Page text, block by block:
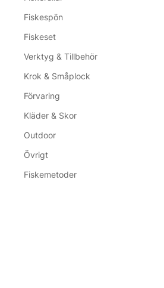
Fiskespön
Fiskeset
Verktyg & Tillbehör
Krok & Småplock
Förvaring
Kläder & Skor
Outdoor
Övrigt
Fiskemetoder